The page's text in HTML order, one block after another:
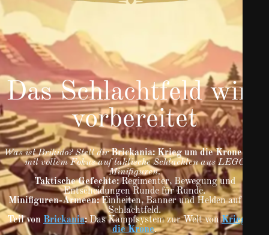
Das Schlachtfeld wird
vorbereitet
Was ist Brikido? Stell dir Brickania: Krieg um die Krone
mit vollem Fokus auf taktische Schlachten aus LEGO
Minifiguren.
Taktische Gefechte:Regimenter, Bewegung und
Entscheidungen Runde für Runde.
Minifiguren-Armeen:Einheiten, Banner und Helden auf dem
Schlachtfeld.
Teil von Brickania:Das Kampfsystem zur Welt vonKrieg um
die Krone.